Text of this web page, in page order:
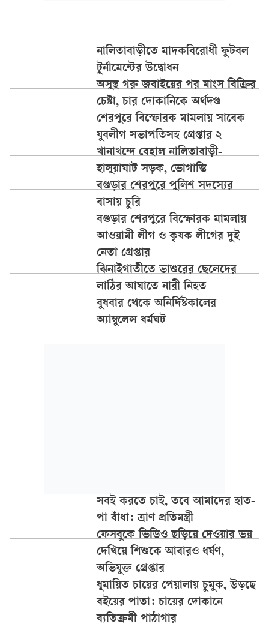
নালিতাবাড়ীতে মাদকবিরোধী ফুটবল
টুর্নামেন্টের উদ্বোধন
অসুস্থ গরু জবাইয়ের পর মাংস বিক্রির
চেষ্টা, চার দোকানিকে অর্থদণ্ড
শেরপুরে বিস্ফোরক মামলায় সাবেক
যুবলীগ সভাপতিসহ গ্রেপ্তার ২
খানাখন্দে বেহাল নালিতাবাড়ী-
হালুয়াঘাট সড়ক, ভোগান্তি
বগুড়ার শেরপুরে পুলিশ সদস্যের
বাসায় চুরি
বগুড়ার শেরপুরে বিস্ফোরক মামলায়
আওয়ামী লীগ ও কৃষক লীগের দুই
নেতা গ্রেপ্তার
ঝিনাইগাতীতে ভাশুরের ছেলেদের
লাঠির আঘাতে নারী নিহত
বুধবার থেকে অনির্দিষ্টকালের
অ্যাম্বুলেন্স ধর্মঘট
সবই করতে চাই, তবে আমাদের হাত-
পা বাঁধা: ত্রাণ প্রতিমন্ত্রী
ফেসবুকে ভিডিও ছড়িয়ে দেওয়ার ভয়
দেখিয়ে শিশুকে আবারও ধর্ষণ,
অভিযুক্ত গ্রেপ্তার
ধূমায়িত চায়ের পেয়ালায় চুমুক, উড়ছে
বইয়ের পাতা: চায়ের দোকানে
ব্যতিক্রমী পাঠাগার